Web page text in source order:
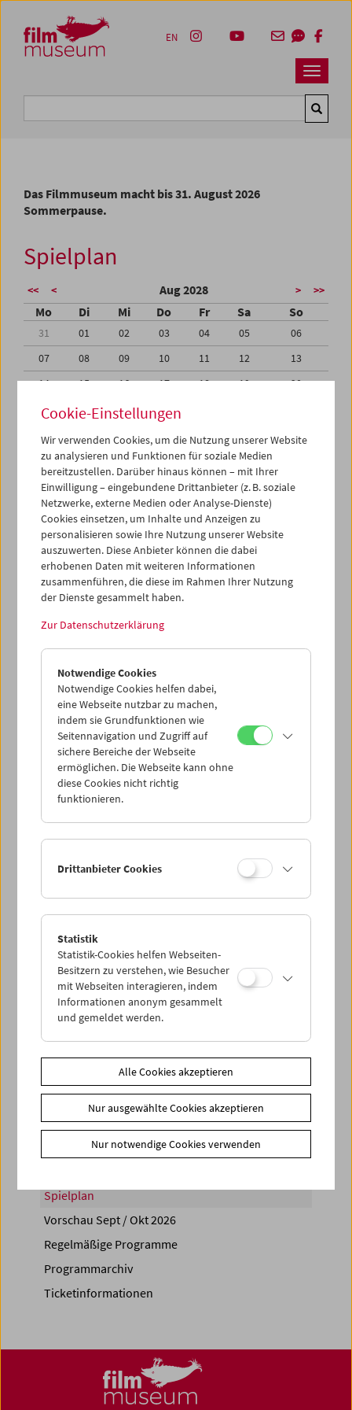
Zum Inhalt
Zum Hauptmenü
Zur Servicenavigation
Zum Suche
Navbar
EN
Das Filmmuseum macht bis 31. August 2026
Sommerpause.
Spielplan
<< < Aug 2028 > >>
Mo Di Mi Do Fr Sa So
31 01 02 03 04 05
06
07
08 09 10 11 12
13
14
15 16 17 18 19
20
21
22 23 24
28
30 01
03
04
05 06 07 08 09
iCalender
Programmheft-PDF
English language or subtitles
< Vorherige Woche
Mo 28.8.
Di 29.8.
Mi 30.8.
Do 31.8.
Sa 2.9.
PROGRAMM ÜBERBLICK
Share on
Spielplan
Vorschau Sept / Okt 2026
Regelmäßige Programme
Programmarchiv
Ticketinformationen
Cookie-Einstellungen
Wir verwenden Cookies, um die Nutzung unserer Website
zu analysieren und Funktionen für soziale Medien
bereitzustellen. Darüber hinaus können – mit Ihrer
Einwilligung – eingebundene Drittanbieter (z. B. soziale
Netzwerke, externe Medien oder Analyse-Dienste)
Cookies einsetzen, um Inhalte und Anzeigen zu
personalisieren sowie Ihre Nutzung unserer Website
auszuwerten. Diese Anbieter können die dabei
erhobenen Daten mit weiteren Informationen
zusammenführen, die diese im Rahmen Ihrer Nutzung
der Dienste gesammelt haben.
Zur Datenschutzerklärung
Notwendige Cookies
Notwendige Cookies helfen dabei,
eine Webseite nutzbar zu machen,
indem sie Grundfunktionen wie
Seitennavigation und Zugriff auf
sichere Bereiche der Webseite
ermöglichen. Die Webseite kann ohne
diese Cookies nicht richtig
funktionieren.
Drittanbieter Cookies
Statistik
Statistik-Cookies helfen Webseiten-
Besitzern zu verstehen, wie Besucher
mit Webseiten interagieren, indem
Informationen anonym gesammelt
und gemeldet werden.
Alle Cookies akzeptieren
Nur ausgewählte Cookies akzeptieren
Nur notwendige Cookies verwenden